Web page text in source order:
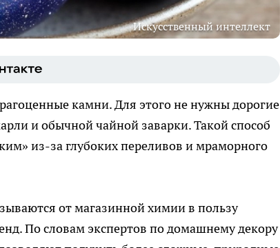
Искусственный интеллект
камни. Для этого не нужны дорогие
и обычной чайной заварки. Такой способ
из-за глубоких переливов и мраморного
от магазинной химии в пользу
По словам экспертов по домашнему декору